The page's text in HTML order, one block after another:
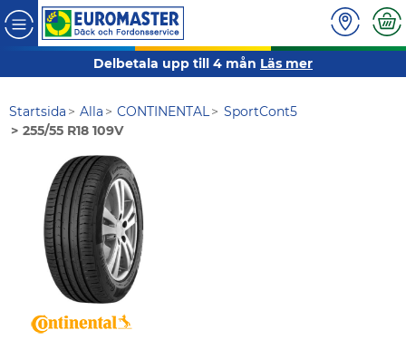
Delbetala upp till 4 mån Läs mer
Startsida Alla CONTINENTAL
SportCont5
255/55 R18 109V